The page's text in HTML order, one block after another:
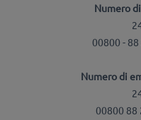
Numero
00800 -
Numero di
00800 88